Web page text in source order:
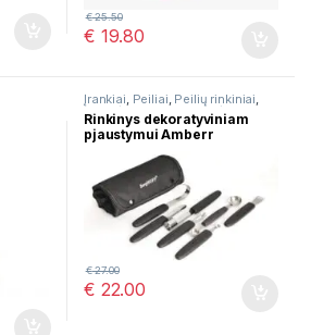
€ 19.80
€25.50
Įrankiai, Peiliai, Peilių rinkiniai,
Stalo įrankiai, Virtuvės įrankių
rinkiniai
Rinkinys dekoratyviniam
pjaustymui Amberr
€ 22.00
€27.00